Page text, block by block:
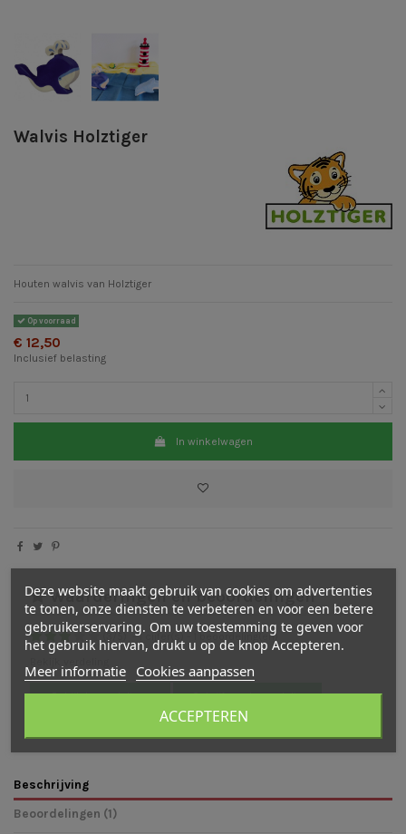
Walvis Holztiger
Houten walvis van Holztiger
Op voorraad
€ 12,50
Inclusief belasting
In winkelwagen
Waarderingen en beoordelingen
-1
beoordeling(en)
Bekijk beoordelingen Schrijf een beoordeling
Beschrijving
Beoordelingen (1)
Deze website maakt gebruik van cookies om advertenties
te tonen, onze diensten te verbeteren en voor een betere
gebruikerservaring. Om uw toestemming te geven voor
het gebruik hiervan, drukt u op de knop Accepteren.
Meer informatie Cookies aanpassen
ACCEPTEREN